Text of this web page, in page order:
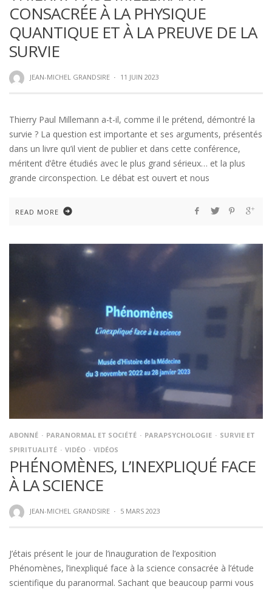
CONSACRÉE À LA PHYSIQUE
QUANTIQUE ET À LA PREUVE DE LA
SURVIE
JEAN-MICHEL GRANDSIRE · 11 JUIN 2023
Thierry Paul Millemann a-t-il, comme il le prétend, démontré la
survie ? La question est importante et ses arguments, présentés
dans un livre qu’il vient de publier et dans cette conférence,
méritent d’être étudiés avec le plus grand sérieux… et la plus
grande circonspection. Le débat est ouvert et nous
READ MORE
ABONNÉ PARANORMAL ET SOCIÉTÉ PARAPSYCHOLOGIE
SURVIE ET
SPIRITUALITÉ
VIDÉO VIDÉOS
PHÉNOMÈNES, L’INEXPLIQUÉ FACE
À LA SCIENCE
JEAN-MICHEL GRANDSIRE · 5 MARS 2023
J’étais présent le jour de l’inauguration de l’exposition
Phénomènes, l’inexpliqué face à la science consacrée à l’étude
scientifique du paranormal. Sachant que beaucoup parmi vous